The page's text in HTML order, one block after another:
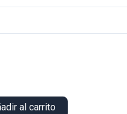
al carrito